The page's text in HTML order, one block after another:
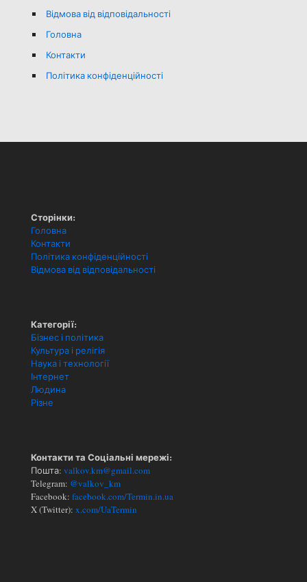
Відмова від відповідальності
Головна
Контакти
Політика конфіденційності
Сторінки:
Головна
Контакти
Політика конфіденційності
Відмова від відповідальності
Категорії:
Бізнес і політика
Культура і релігія
Наука і технології
Інтернет
Людина
Різне
Контакти та Соціальні мережі:
Пошта: valkov.km@gmail.com
Telegram: @valkov_km
Facebook: facebook.com/Termin.in.ua
X (Twitter): x.com/UaTermin